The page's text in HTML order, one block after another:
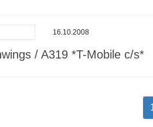
16.10.2008
/ A319 *T-Mobile c/s*